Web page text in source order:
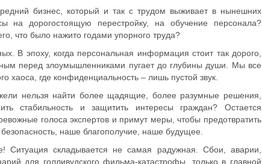
бизнес, который и так с трудом выживает в нынешних
на дорогостоящую перестройку, на обучение персонала?
что было нажито годами упорного труда?
В эпоху, когда персональная информация стоит так дорого,
перед злоумышленниками пугает до глубины души. Мы все
хаоса, где конфиденциальность – лишь пустой звук.
нельзя найти более щадящие, более разумные решения,
стабильность и защитить интересы граждан? Остается
голоса экспертов и примут меры, чтобы предотвратить
наше благополучие, наше будущее.
Ситуация складывается не самая радужная. Сбои, аварии,
для голливудского фильма-катастрофы, только в главной